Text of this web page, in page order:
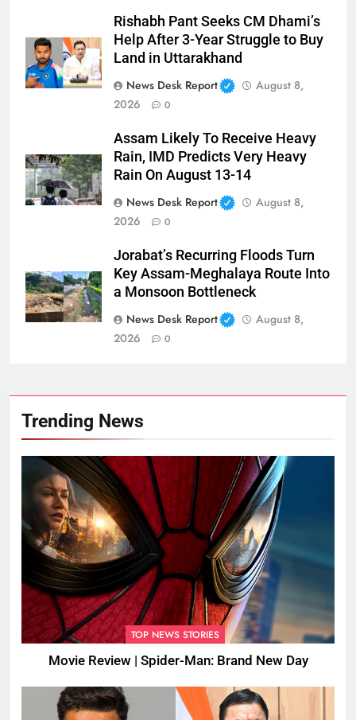
Rishabh Pant Seeks CM Dhami’s
Help After 3-Year Struggle to Buy
Land in Uttarakhand
News Desk Report
August 8,
2026
0
Assam Likely To Receive Heavy
Rain, IMD Predicts Very Heavy
Rain On August 13-14
News Desk Report
August 8,
2026
0
Jorabat’s Recurring Floods Turn
Key Assam-Meghalaya Route Into
a Monsoon Bottleneck
News Desk Report
August 8,
2026
0
Trending News
TOP NEWS STORIES
Movie Review | Spider-Man: Brand New Day